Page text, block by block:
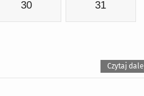
30 31
Czytaj